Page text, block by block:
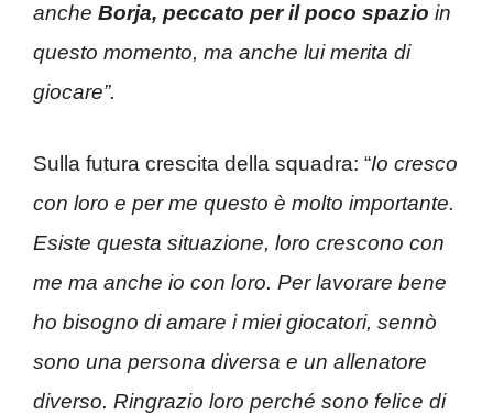
anche Borja, peccato per il poco spazio in
questo momento, ma anche lui merita di
giocare”.
Sulla futura crescita della squadra: “Io cresco
con loro e per me questo è molto importante.
Esiste questa situazione, loro crescono con
me ma anche io con loro. Per lavorare bene
ho bisogno di amare i miei giocatori, sennò
sono una persona diversa e un allenatore
diverso. Ringrazio loro perché sono felice di